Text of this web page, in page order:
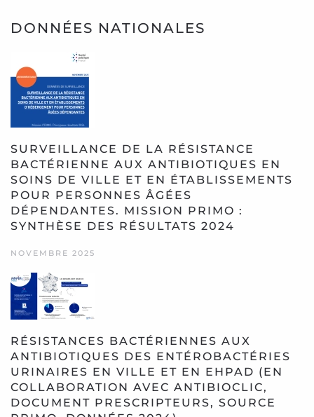
DONNÉES NATIONALES
SURVEILLANCE DE LA RÉSISTANCE
BACTÉRIENNE AUX ANTIBIOTIQUES EN
SOINS DE VILLE ET EN ÉTABLISSEMENTS
POUR PERSONNES ÂGÉES
DÉPENDANTES. MISSION PRIMO :
SYNTHÈSE DES RÉSULTATS 2024
NOVEMBRE 2025
RÉSISTANCES BACTÉRIENNES AUX
ANTIBIOTIQUES DES ENTÉROBACTÉRIES
URINAIRES EN VILLE ET EN EHPAD (EN
COLLABORATION AVEC ANTIBIOCLIC,
DOCUMENT PRESCRIPTEURS, SOURCE